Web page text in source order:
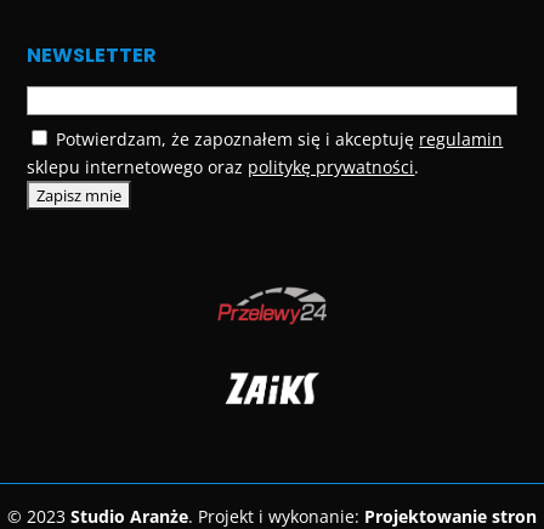
NEWSLETTER
Potwierdzam, że zapoznałem się i akceptuję regulamin
sklepu internetowego oraz politykę prywatności.
© 2023 Studio Aranże. Projekt i wykonanie: Projektowanie stron